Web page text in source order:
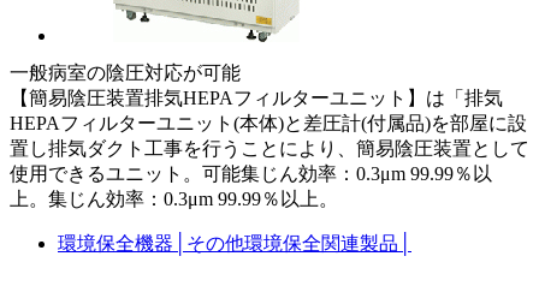
一般病室の陰圧対応が可能
【簡易陰圧装置排気HEPAフィルターユニット】は「排気
HEPAフィルターユニット(本体)と差圧計(付属品)を部屋に設
置し排気ダクト工事を行うことにより、簡易陰圧装置として
使用できるユニット。可能集じん効率：0.3μm 99.99％以
上。集じん効率：0.3μm 99.99％以上。
環境保全機器 その他環境保全関連製品